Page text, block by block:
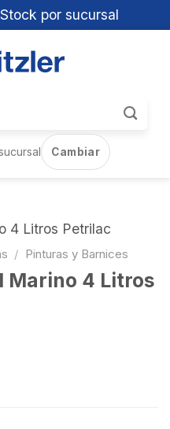
por sucursal
Cambiar
/ Pinturas y Barnices
Marino 4 Litros